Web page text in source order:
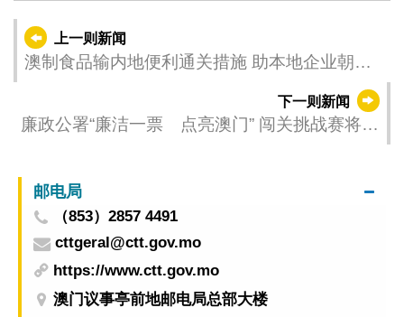
上一则新闻
澳制食品输内地便利通关措施 助本地企业朝高
下一则新闻
廉政公署“廉洁一票 点亮澳门” 闯关挑战赛将于
邮电局
（853）2857 4491
cttgeral@ctt.gov.mo
https://www.ctt.gov.mo
澳门议事亭前地邮电局总部大楼